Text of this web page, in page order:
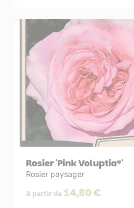
Rosier 'Pink Voluptia®'
Rosier paysager
A partir de 14,80 €